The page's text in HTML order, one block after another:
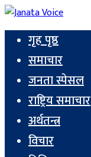
गृह पृष्ठ
समाचार
जनता स्पेसल
राष्ट्रिय समाचार
अर्थतन्त्र
विचार